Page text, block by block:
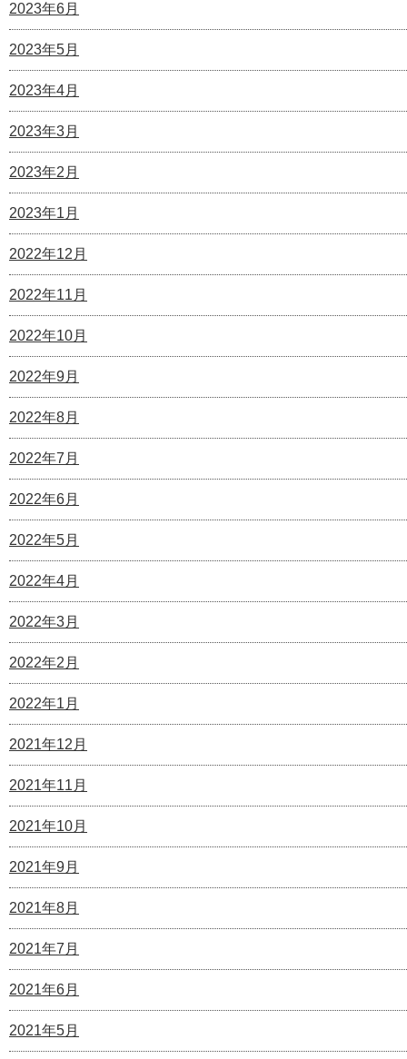
2023年6月
2023年5月
2023年4月
2023年3月
2023年2月
2023年1月
2022年12月
2022年11月
2022年10月
2022年9月
2022年8月
2022年7月
2022年6月
2022年5月
2022年4月
2022年3月
2022年2月
2022年1月
2021年12月
2021年11月
2021年10月
2021年9月
2021年8月
2021年7月
2021年6月
2021年5月